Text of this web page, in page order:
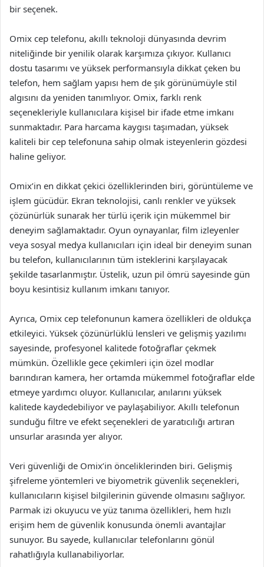
bir seçenek.
Omix cep telefonu, akıllı teknoloji dünyasında devrim
niteliğinde bir yenilik olarak karşımıza çıkıyor. Kullanıcı
dostu tasarımı ve yüksek performansıyla dikkat çeken bu
telefon, hem sağlam yapısı hem de şık görünümüyle stil
algısını da yeniden tanımlıyor. Omix, farklı renk
seçenekleriyle kullanıcılara kişisel bir ifade etme imkanı
sunmaktadır. Para harcama kaygısı taşımadan, yüksek
kaliteli bir cep telefonuna sahip olmak isteyenlerin gözdesi
haline geliyor.
Omix’in en dikkat çekici özelliklerinden biri, görüntüleme ve
işlem gücüdür. Ekran teknolojisi, canlı renkler ve yüksek
çözünürlük sunarak her türlü içerik için mükemmel bir
deneyim sağlamaktadır. Oyun oynayanlar, film izleyenler
veya sosyal medya kullanıcıları için ideal bir deneyim sunan
bu telefon, kullanıcılarının tüm isteklerini karşılayacak
şekilde tasarlanmıştır. Üstelik, uzun pil ömrü sayesinde gün
boyu kesintisiz kullanım imkanı tanıyor.
Ayrıca, Omix cep telefonunun kamera özellikleri de oldukça
etkileyici. Yüksek çözünürlüklü lensleri ve gelişmiş yazılımı
sayesinde, profesyonel kalitede fotoğraflar çekmek
mümkün. Özellikle gece çekimleri için özel modlar
barındıran kamera, her ortamda mükemmel fotoğraflar elde
etmeye yardımcı oluyor. Kullanıcılar, anılarını yüksek
kalitede kaydedebiliyor ve paylaşabiliyor. Akıllı telefonun
sunduğu filtre ve efekt seçenekleri de yaratıcılığı artıran
unsurlar arasında yer alıyor.
Veri güvenliği de Omix’in önceliklerinden biri. Gelişmiş
şifreleme yöntemleri ve biyometrik güvenlik seçenekleri,
kullanıcıların kişisel bilgilerinin güvende olmasını sağlıyor.
Parmak izi okuyucu ve yüz tanıma özellikleri, hem hızlı
erişim hem de güvenlik konusunda önemli avantajlar
sunuyor. Bu sayede, kullanıcılar telefonlarını gönül
rahatlığıyla kullanabiliyorlar.